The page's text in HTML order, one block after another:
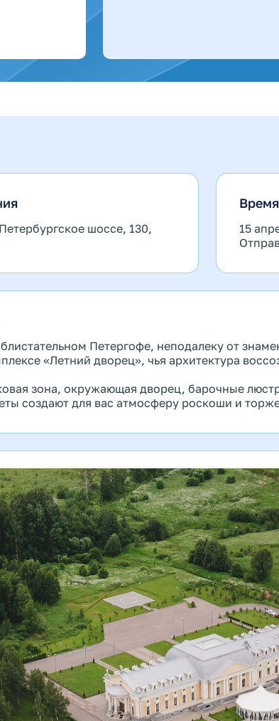
шоссе, 130,
15
Петергофе, неподалеку от
«Летний дворец», чья архитектура
зона, окружающая дворец, барочные
создают для вас атмосферу роскоши и